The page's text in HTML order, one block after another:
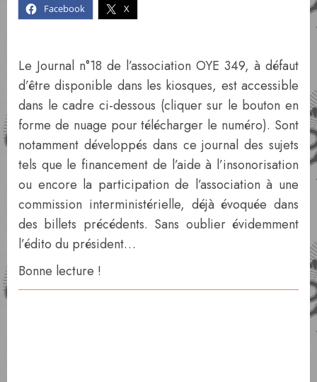
Facebook X
Le Journal n°18 de l’association OYE 349, à défaut
d’être disponible dans les kiosques, est accessible
dans le cadre ci-dessous (cliquer sur le bouton en
forme de nuage pour télécharger le numéro). Sont
notamment développés dans ce journal des sujets
tels que le financement de l’aide à l’insonorisation
ou encore la participation de l’association à une
commission interministérielle, déjà évoquée dans
des billets précédents. Sans oublier évidemment
l’édito du président…
Bonne lecture !